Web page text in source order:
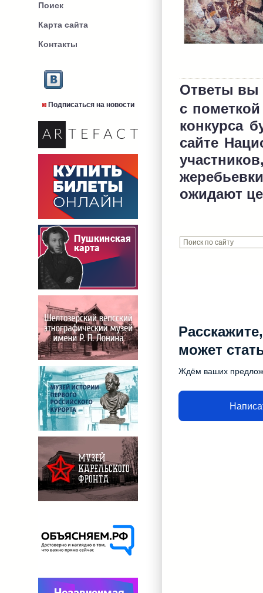
Поиск
Карта сайта
Контакты
Подписаться на новости
Ответы вы
с
конкурса
сайте
ожидают
может
Ждём ваших